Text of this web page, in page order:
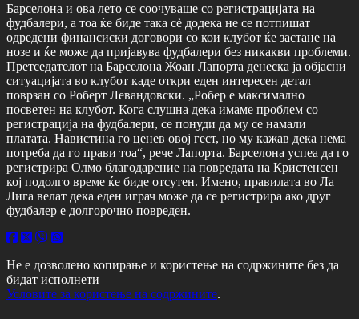
Барселона и ова лето се соочуваше со регистрацијата на
фудбалери, а тоа ќе биде така сѐ додека не се потпишат
одредени финансиски договори со кои клубот ќе застане на
нозе и ќе може да пријавува фудбалери без никакви проблеми.
Претседателот на Барселона Жоан Лапорта денеска ја објасни
ситуацијата во клубот каде откри еден интересен детал
поврзан со Роберт Левандовски. „Робер е максимално
посветен на клубот. Кога слушна дека имаме проблем со
регистрација на фудбалери, се понуди да му се намали
платата. Навистина го ценев овој гест, но му кажав дека нема
потреба да го прави тоа“, рече Лапорта. Барселона успеа да го
регистрира Олмо благодарение на повредата на Кристенсен
кој подолго време ќе биде отсутен. Имено, правилата во Ла
Лига велат дека еден играч може да се регистрира ако друг
фудбалер е долгорочно повреден.
Не е дозволено копирање и користење на содржините без да
бидат исполнети
Условите за користење на содржините.